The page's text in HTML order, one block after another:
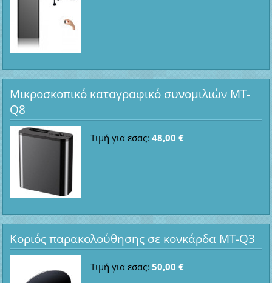
Μικροσκοπικό καταγραφικό συνομιλιών MT-
Q8
Τιμή για εσας: 48,00 €
Κοριός παρακολούθησης σε κονκάρδα MT-Q3
Τιμή για εσας: 50,00 €